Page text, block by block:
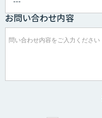
お問い合わせ内容